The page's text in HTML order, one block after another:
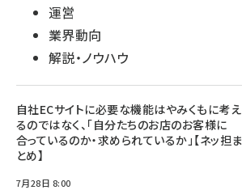
運営
業界動向
解説・ノウハウ
自社ECサイトに必要な機能はやみくもに考え
るのではなく、「自分たちのお店のお客様に
合っているのか・求められているか」【ネッ担ま
とめ】
7月28日 8:00